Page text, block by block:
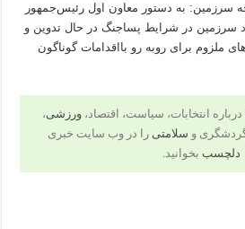
سرزمین: به دستور معاون اول رئیس‌جمهور
سرزمین در شرایط پساجنگ در حال تدوین و
ملزوم برای روبه رو بااقدامات گوناگون
درباره انتخابات، سیاست، اقتصاد، ورزشی،
و سلامتی را در وب سایت خبری
دلچسب بخوانید.